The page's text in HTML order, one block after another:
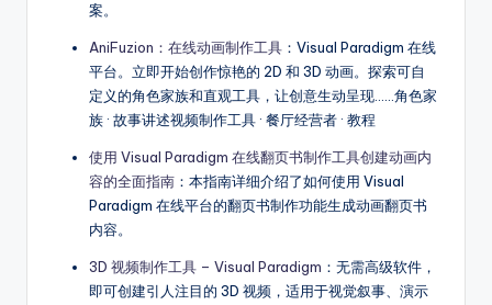
案。
AniFuzion：在线动画制作工具 ：Visual Paradigm 在线
平台。立即开始创作惊艳的 2D 和 3D 动画。探索可自
定义的角色家族和直观工具，让创意生动呈现……角色家
族 · 故事讲述视频制作工具 · 餐厅经营者 · 教程
使用 Visual Paradigm 在线翻页书制作工具创建动画内
容的全面指南 ：本指南详细介绍了如何使用 Visual
Paradigm 在线平台的翻页书制作功能生成动画翻页书
内容。
3D 视频制作工具 – Visual Paradigm ：无需高级软件，
即可创建引人注目的 3D 视频，适用于视觉叙事、演示